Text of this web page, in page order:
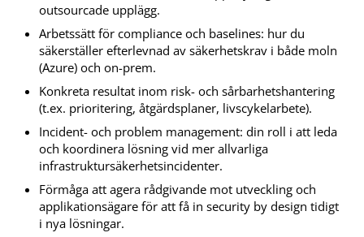
outsourcade upplägg.
Arbetssätt för compliance och baselines: hur du
säkerställer efterlevnad av säkerhetskrav i både moln
(Azure) och on-prem.
Konkreta resultat inom risk- och sårbarhetshantering
(t.ex. prioritering, åtgärdsplaner, livscykelarbete).
Incident- och problem management: din roll i att leda
och koordinera lösning vid mer allvarliga
infrastruktursäkerhetsincidenter.
Förmåga att agera rådgivande mot utveckling och
applikationsägare för att få in security by design tidigt
i nya lösningar.